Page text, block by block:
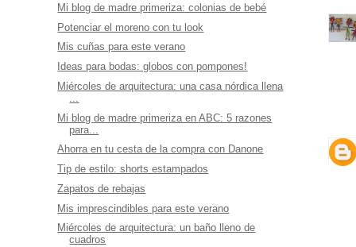
Mi blog de madre primeriza: colonias de bebé
Potenciar el moreno con tu look
Mis cuñas para este verano
Ideas para bodas: globos con pompones!
Miércoles de arquitectura: una casa nórdica llena
Mi blog de madre primeriza en ABC: 5 razones
para...
Ahorra en tu cesta de la compra con Danone
Tip de estilo: shorts estampados
Zapatos de rebajas
Mis imprescindibles para este verano
Miércoles de arquitectura: un baño lleno de
cuadros